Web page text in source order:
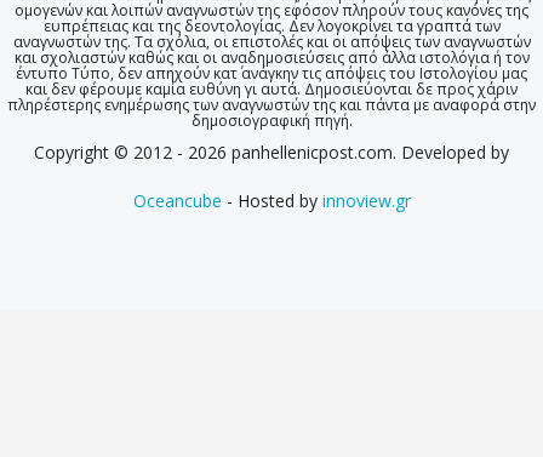
ομογενών και λοιπών αναγνωστών της εφόσον πληρούν τους κανόνες της
ευπρέπειας και της δεοντολογίας. Δεν λογοκρίνει τα γραπτά των
αναγνωστών της. Τα σχόλια, οι επιστολές και οι απόψεις των αναγνωστών
και σχολιαστών καθώς και οι αναδημοσιεύσεις από άλλα ιστολόγια ή τον
έντυπο Τύπο, δεν απηχούν κατ΄ ανάγκην τις απόψεις του Ιστολογίου μας
και δεν φέρουμε καμία ευθύνη γι αυτά. Δημοσιεύονται δε προς χάριν
πληρέστερης ενημέρωσης των αναγνωστών της και πάντα με αναφορά στην
δημοσιογραφική πηγή.
Copyright © 2012 - 2026 panhellenicpost.com. Developed by
Oceancube - Hosted by innoview.gr